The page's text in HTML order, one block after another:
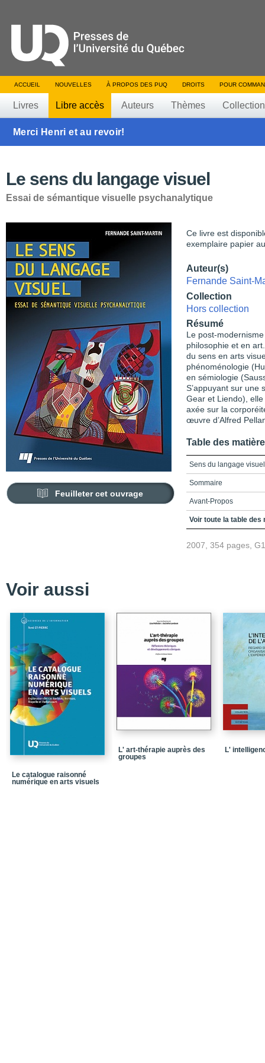
ACCUEIL NOUVELLES À PROPOS DES PUQ DROITS POUR
Livres Libre accès Auteurs Thèmes
Merci Henri et au revoir!
Le sens du langage visuel
Essai de sémantique visuelle psychanalytique
Feuilleter cet ouvrage
Ce livre est
exemplaire papier
Auteur(s)
Fernande Saint-
Collection
Hors collection
Résumé
Le post-
philosophie et en
du sens en arts
phénoménologie
en sémiologie
S’appuyant sur une
Gear et Liendo),
axée sur la
œuvre d’Alfred
Table des
Sens du langage visuel
Sommaire
Avant-Propos
Chapitre 1 - Un
Chapitre 6 - La
Chapitre 7 - Éléments
Chapitre 8 - Le
Annexe AI - Rappel de
Annexe AII - Étapes
Annexe B - Une brève
Bibliographie
Voir toute la table des
2007, 354 pages,
Voir aussi
Le catalogue raisonné
numérique en arts visuels
L' art-thérapie auprès des
groupes
L'